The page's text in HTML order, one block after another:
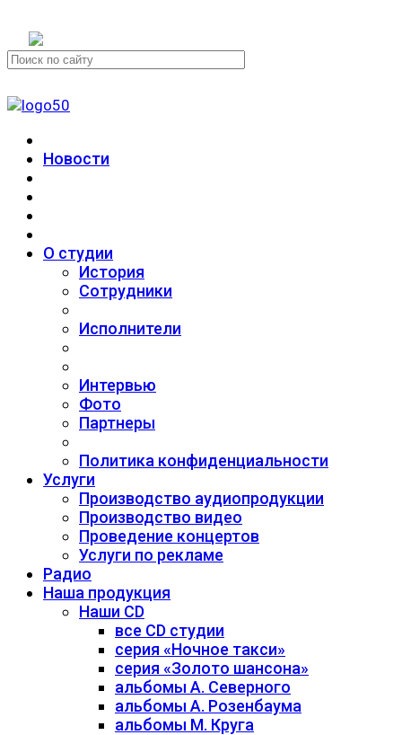
Новости
О студии
История
Сотрудники
Исполнители
Интервью
Фото
Партнеры
Политика конфиденциальности
Услуги
Производство аудиопродукции
Производство видео
Проведение концертов
Услуги по рекламе
Радио
Наша продукция
Наши CD
все CD студии
серия «Ночное такси»
серия «Золото шансона»
альбомы А. Северного
альбомы А. Розенбаума
альбомы М. Круга